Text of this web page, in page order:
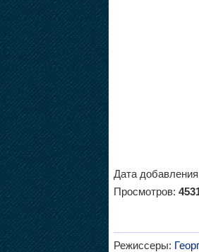
Дата
Просмотров:
Режиссеры: